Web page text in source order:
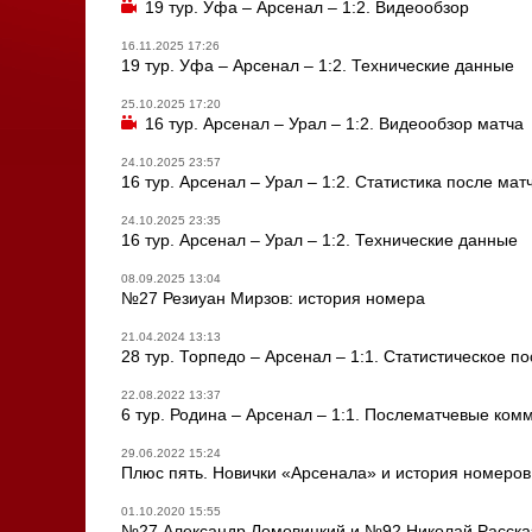
19 тур. Уфа – Арсенал – 1:2. Видеообзор
16.11.2025 17:26
19 тур. Уфа – Арсенал – 1:2. Технические данные
25.10.2025 17:20
16 тур. Арсенал – Урал – 1:2. Видеообзор матча
24.10.2025 23:57
16 тур. Арсенал – Урал – 1:2. Статистика после
24.10.2025 23:35
16 тур. Арсенал – Урал – 1:2. Технические данные
08.09.2025 13:04
№27 Резиуан Мирзов: история номера
21.04.2024 13:13
28 тур. Торпедо – Арсенал – 1:1. Статистическое
22.08.2022 13:37
6 тур. Родина – Арсенал – 1:1. Послематчевые
29.06.2022 15:24
Плюс пять. Новички «Арсенала» и история номеров
01.10.2020 15:55